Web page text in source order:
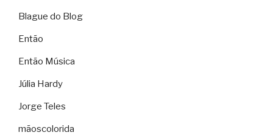
Blague do Blog
Então
Então Música
Júlia Hardy
Jorge Teles
mãoscolorida